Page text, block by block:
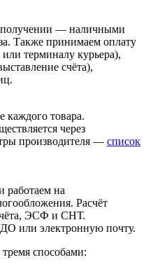
— наличными
Также принимаем оплату
терминалу курьера),
счёта),
каждого товара.
через
производителя — список
работаем на
Расчёт
ЭСФ и СНТ.
или электронную почту.
способами: